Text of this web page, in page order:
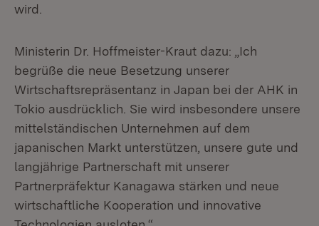
wird.
Ministerin Dr. Hoffmeister-Kraut dazu: „Ich
begrüße die neue Besetzung unserer
Wirtschaftsrepräsentanz in Japan bei der AHK in
Tokio ausdrücklich. Sie wird insbesondere unsere
mittelständischen Unternehmen auf dem
japanischen Markt unterstützen, unsere gute und
langjährige Partnerschaft mit unserer
Partnerpräfektur Kanagawa stärken und neue
wirtschaftliche Kooperation und innovative